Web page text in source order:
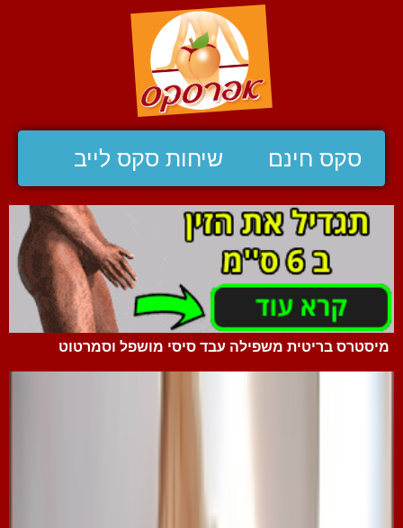
סקס חינם שיחות סקס לייב
מיסטרס בריטית משפילה עבד סיסי מושפל וסמרטוט